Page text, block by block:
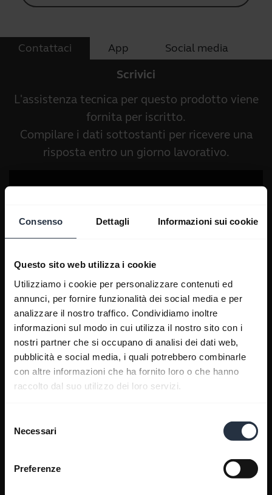
Consenso Dettagli Informazioni sui cookie
Questo sito web utilizza i cookie
Utilizziamo i cookie per personalizzare contenuti ed
annunci, per fornire funzionalità dei social media e per
analizzare il nostro traffico. Condividiamo inoltre
informazioni sul modo in cui utilizza il nostro sito con i
nostri partner che si occupano di analisi dei dati web,
pubblicità e social media, i quali potrebbero combinarle
con altre informazioni che ha fornito loro o che hanno
raccolto dal suo utilizzo dei loro servizi.
delNecessari
Preferenze
Contattaci App Social media
Scrivici
L'assistenza tecnica per questo prodotto viene
fornita per iscritto.
Compilare i dati sottostanti per ricevere una
risposta entro un giorno lavorativo.